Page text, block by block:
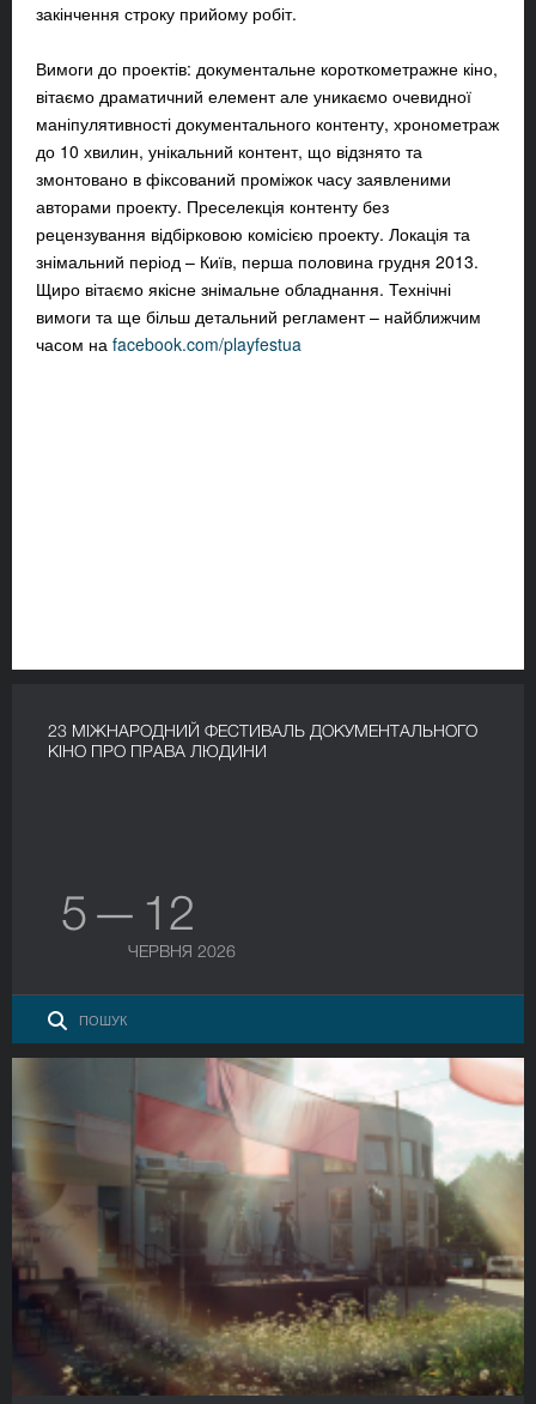
закінчення строку прийому робіт.
Вимоги до проектів: документальне короткометражне кіно,
вітаємо драматичний елемент але уникаємо очевидної
маніпулятивності документального контенту, хронометраж
до 10 хвилин, унікальний контент, що відзнято та
змонтовано в фіксований проміжок часу заявленими
авторами проекту. Преселекція контенту без
рецензування відбірковою комісією проекту. Локація та
знімальний період – Київ, перша половина грудня 2013.
Щиро вітаємо якісне знімальне обладнання. Технічні
вимоги та ще більш детальний регламент – найближчим
часом на facebook.com/playfestua
23 МІЖНАРОДНИЙ ФЕСТИВАЛЬ ДОКУМЕНТАЛЬНОГО
КІНО ПРО ПРАВА ЛЮДИНИ
5 — 12
ЧЕРВНЯ 2026